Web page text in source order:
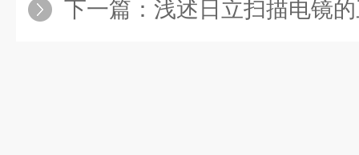
下一篇： 浅述日立扫描电镜